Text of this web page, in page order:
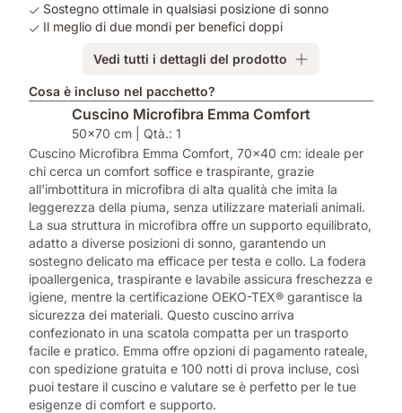
Sostegno ottimale in qualsiasi posizione di sonno
Il meglio di due mondi per benefici doppi
Vedi tutti i dettagli del prodotto
Cosa è incluso nel pacchetto?
Cuscino Microfibra Emma Comfort​
50x70 cm | Qtà.: 1
Cuscino Microfibra Emma Comfort, 70x40 cm: ideale per
chi cerca un comfort soffice e traspirante, grazie
all'imbottitura in microfibra di alta qualità che imita la
leggerezza della piuma, senza utilizzare materiali animali.
La sua struttura in microfibra offre un supporto equilibrato,
adatto a diverse posizioni di sonno, garantendo un
sostegno delicato ma efficace per testa e collo. La fodera
ipoallergenica, traspirante e lavabile assicura freschezza e
igiene, mentre la certificazione OEKO-TEX® garantisce la
sicurezza dei materiali. Questo cuscino arriva
confezionato in una scatola compatta per un trasporto
facile e pratico. Emma offre opzioni di pagamento rateale,
con spedizione gratuita e 100 notti di prova incluse, così
puoi testare il cuscino e valutare se è perfetto per le tue
esigenze di comfort e supporto.